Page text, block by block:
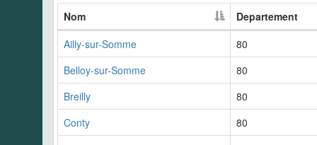
Nom
Departement
Ailly-sur-Somme
80
Belloy-sur-Somme
80
Breilly
80
Conty
80